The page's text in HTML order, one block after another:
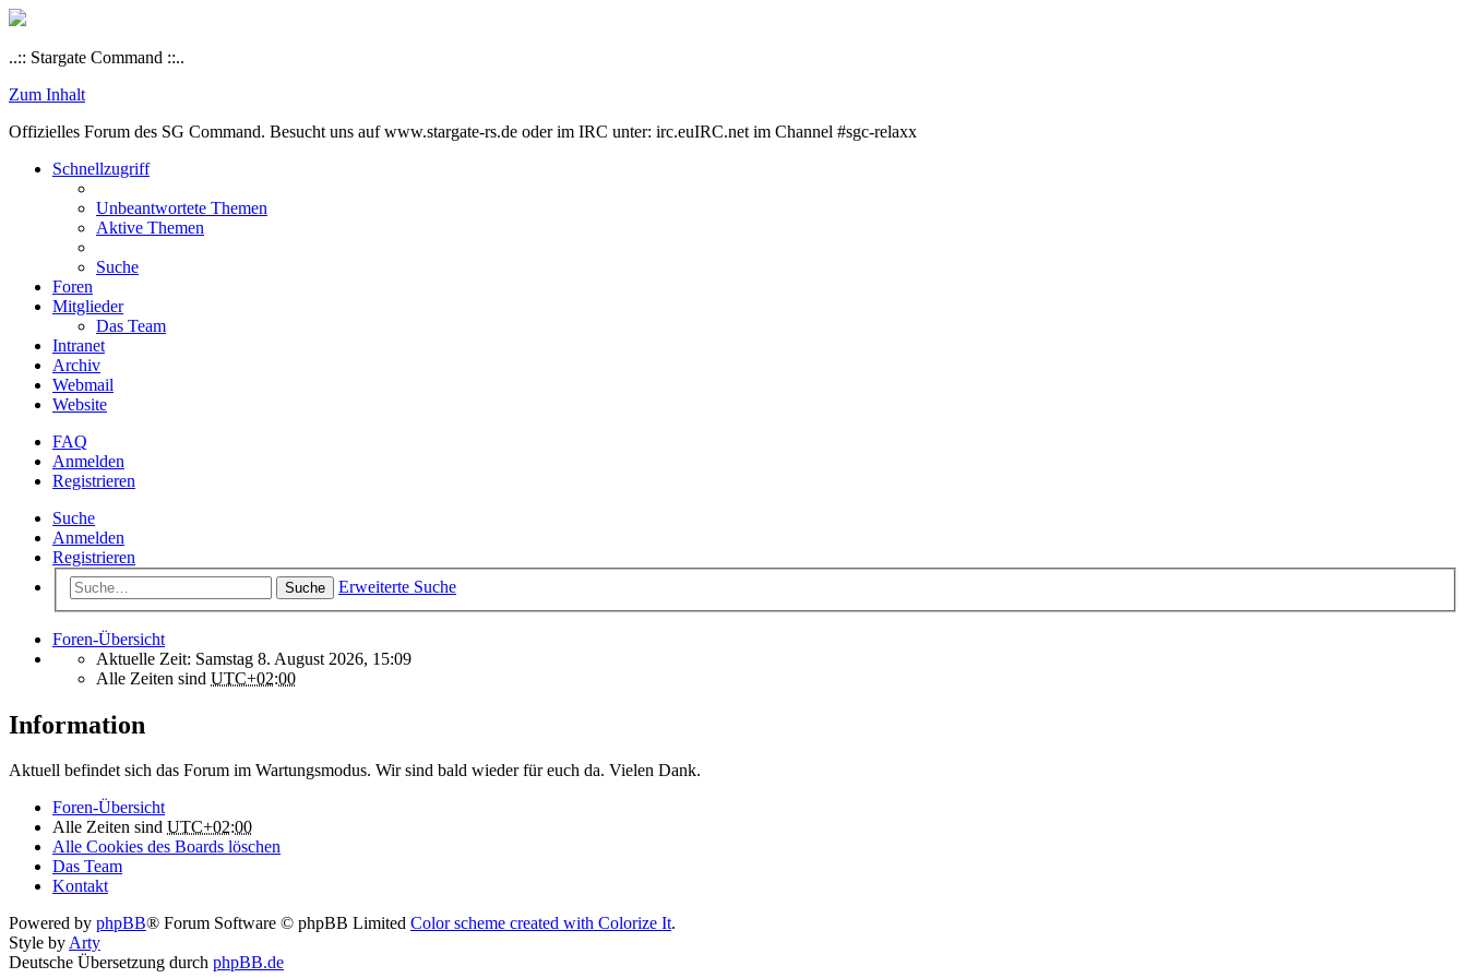
..:: Stargate Command ::..
Zum Inhalt
Offizielles Forum des SG Command. Besucht uns auf www.stargate-rs.de oder im IRC unter: irc.euIRC.net im Channel #sgc-relaxx
Schnellzugriff
Unbeantwortete Themen
Aktive Themen
Suche
Foren
Mitglieder
Das Team
Intranet
Archiv
Webmail
Website
FAQ
Anmelden
Registrieren
Suche
Anmelden
Registrieren
Suche Erweiterte Suche
Foren-Übersicht
Aktuelle Zeit: Samstag 8. August 2026, 15:09
Alle Zeiten sind UTC+02:00
Information
Aktuell befindet sich das Forum im Wartungsmodus. Wir sind bald wieder für euch da. Vielen Dank.
Foren-Übersicht
Alle Zeiten sind UTC+02:00
Alle Cookies des Boards löschen
Das Team
Kontakt
Powered by phpBB® Forum Software © phpBB Limited Color scheme created with Colorize It.
Style byArty
Deutsche Übersetzung durch phpBB.de